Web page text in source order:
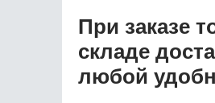
При заказе
складе
любой